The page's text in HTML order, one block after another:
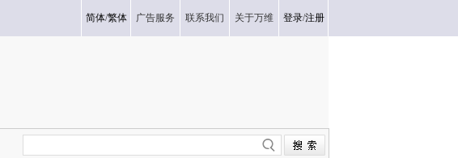
简体/繁体 广告服务 联系我们 关于万维 登录/注册